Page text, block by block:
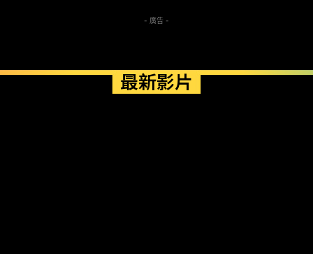
- 廣告 -
最新影片